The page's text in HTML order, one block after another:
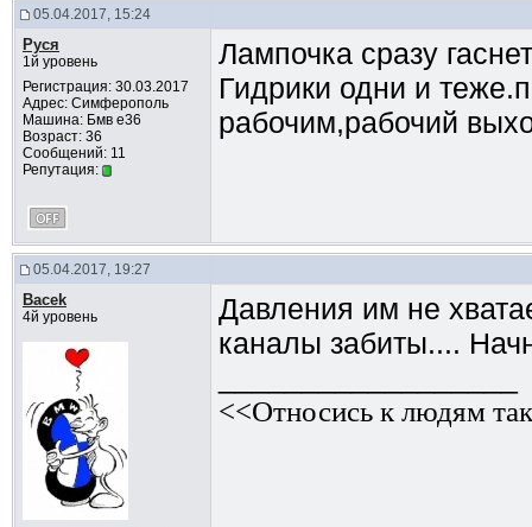
05.04.2017, 15:24
Руся
1й уровень
Регистрация: 30.03.2017
Адрес: Симферополь
Машина: Бмв е36
Возраст: 36
Сообщений: 11
Репутация:
Лампочка сразу
Гидрики одни и
рабочим,рабочий
05.04.2017, 19:27
Bacek
4й уровень
Давления им не
каналы забиты....
<<Относись к людям